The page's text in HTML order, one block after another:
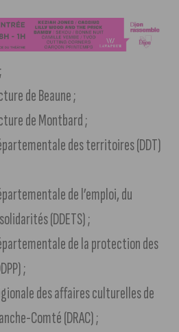
de Beaune ;
de Montbard ;
des territoires (DDT)
de l’emploi, du
(DDETS) ;
de la protection des
;
des affaires culturelles de
Comté (DRAC) ;